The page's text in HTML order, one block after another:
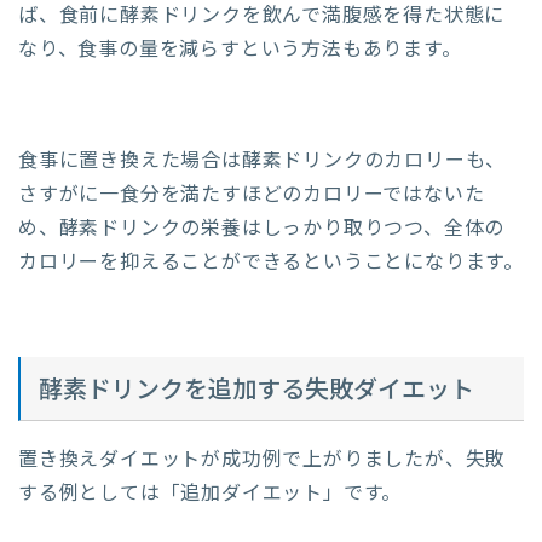
ば、食前に酵素ドリンクを飲んで満腹感を得た状態に
なり、食事の量を減らすという方法もあります。
食事に置き換えた場合は酵素ドリンクのカロリーも、
さすがに一食分を満たすほどのカロリーではないた
め、酵素ドリンクの栄養はしっかり取りつつ、全体の
カロリーを抑えることができるということになります。
酵素ドリンクを追加する失敗ダイエット
置き換えダイエットが成功例で上がりましたが、失敗
する例としては「追加ダイエット」です。